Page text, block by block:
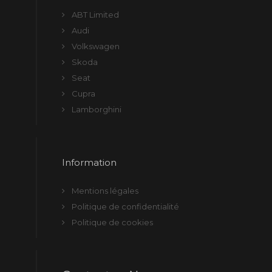
ABT Limited
Audi
Volkswagen
Skoda
Seat
Cupra
Lamborghini
Information
Mentions légales
Politique de confidentialité
Politique de cookies